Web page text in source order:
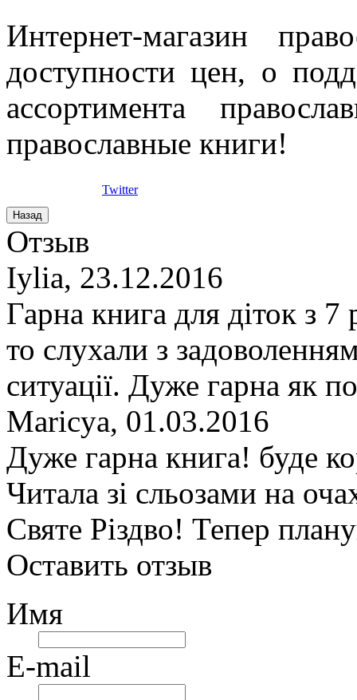
Интернет-магазин
доступности цен, о
ассортимента
православные книги!
Twitter
Отзыв
Iylia, 23.12.2016
Гарна книга для діток з
то слухали з
ситуації. Дуже гарна як
Maricya, 01.03.2016
Дуже гарна книга! буде
Читала зі сльозами на
Святе Різдво! Тепер
Оставить отзыв
Имя
E-mail